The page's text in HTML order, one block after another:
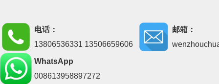
电话：
13806536331 13506659606
邮箱：
WhatsApp
008613958897272